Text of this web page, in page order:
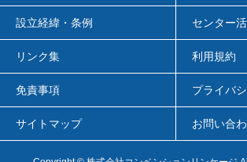
設立経緯・条例 センター
リンク集 利用規約
免責事項 プライバ
サイトマップ お問い合